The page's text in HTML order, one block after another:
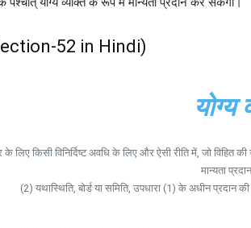
52 in Hindi)
योग्य
लिए किसी विनिर्दिष्ट अवधि के लिए और ऐसी रीति में, जो
मान्यता
(2) यथास्थिति, बोर्ड या समिति, उपधारा (1) के अधीन प्रदान